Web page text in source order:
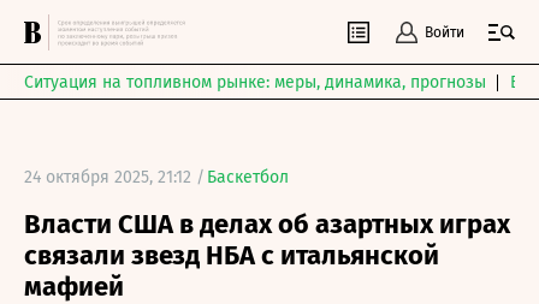
Войти
Ситуация на топливном рынке: меры, динамика, прогнозы
24 октября 2025, 21:12 / Баскетбол
Власти США в делах об азартных играх
связали звезд НБА с итальянской
мафией